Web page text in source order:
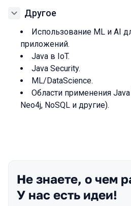
Другое
Использование ML и AI
приложений.
Java в IoT.
Java Security.
ML/DataScience.
Области применения Java
Neo4j, NoSQL и другие).
Не знаете, о чем
У нас есть идеи!